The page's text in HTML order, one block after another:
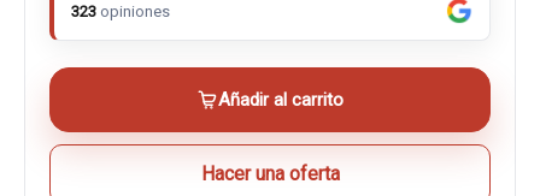
323 opiniones
Añadir al carrito
Hacer una oferta